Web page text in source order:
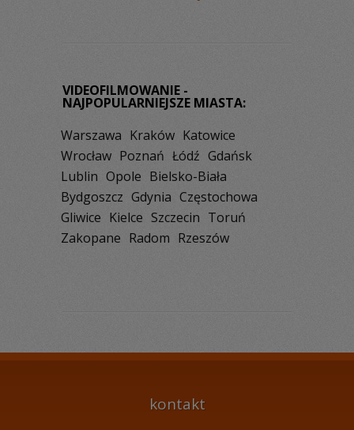
VIDEOFILMOWANIE -
NAJPOPULARNIEJSZE MIASTA:
Warszawa Kraków Katowice
Wrocław Poznań Łódź Gdańsk
Lublin Opole Bielsko-Biała
Bydgoszcz Gdynia Częstochowa
Gliwice Kielce Szczecin Toruń
Zakopane Radom Rzeszów
kontakt